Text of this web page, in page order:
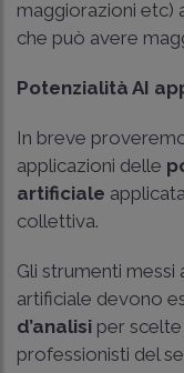
maggiorazioni etc)
che può avere
Potenzialità AI
In breve
applicazioni delle
artificiale
collettiva.
Gli strumenti messi
artificiale devono
d’analisi per
professionisti del